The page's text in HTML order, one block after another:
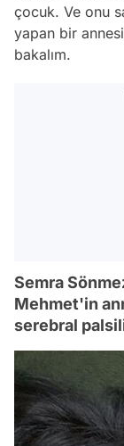
çocuk. Ve onu
yapan bir
bakalım.
Semra
Mehmet'in
serebral